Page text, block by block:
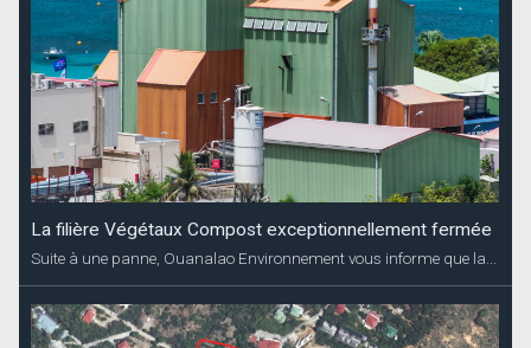
La filière Végétaux Compost exceptionnellement fermée
Suite à une panne, Ouanalao Environnement vous informe que la...